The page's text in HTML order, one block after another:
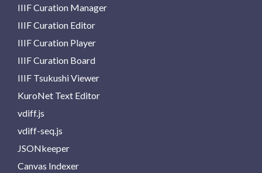
IIIF Curation Manager
IIIF Curation Editor
IIIF Curation Player
IIIF Curation Board
IIIF Tsukushi Viewer
KuroNet Text Editor
vdiff.js
vdiff-seq.js
JSONkeeper
Canvas Indexer